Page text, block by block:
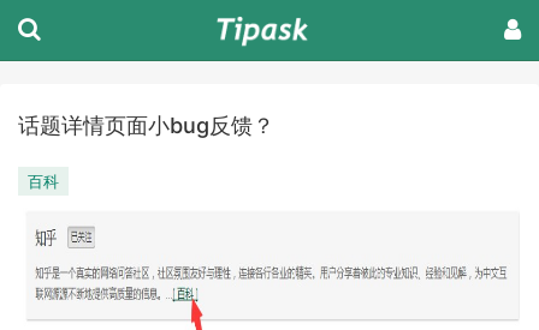
话题详情页面小bug反馈？
百科